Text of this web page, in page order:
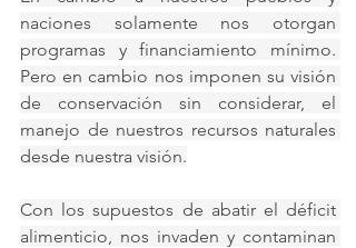
naciones solamente nos otorgan
programas y financiamiento mínimo.
Pero en cambio nos imponen su visión
de conservación sin considerar, el
manejo de nuestros recursos naturales
desde nuestra visión.
Con los supuestos de abatir el déficit
alimenticio, nos invaden y contaminan